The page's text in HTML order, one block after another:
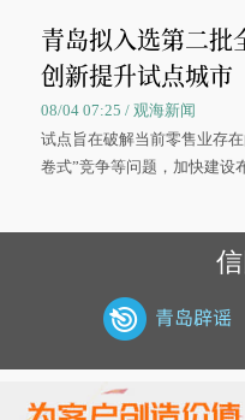
大学材料科学与工程学院材
青岛拟入选第二批
创新提升试点城市
08/04 07:25 / 观海新闻
试点旨在破解当前零售业存
卷式”竞争等问题，加快建设